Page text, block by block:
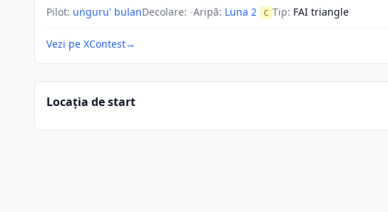
Pilot: unguru' bulanDecolare: -Aripă: Luna 2 C Tip: FAI triangle
Vezi pe XContest→
Locația de start